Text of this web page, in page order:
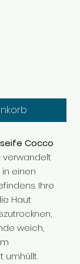
Cocco
verwandelt
einen
Ihre
Haut
weich,
umhüllt.